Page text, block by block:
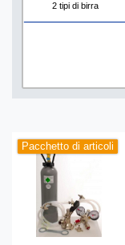
2 tipi di birra
Pacchetto di articoli